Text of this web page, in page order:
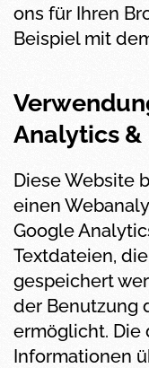
ons für Ihren
Beispiel mit
Analytics
Diese Website
einen
Google
Textdateien,
gespeichert
der Benutzung
ermöglicht. Die
Informationen